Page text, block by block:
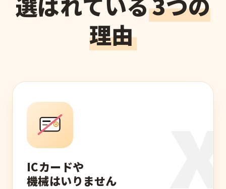
理由
ICカードや
機械はいりません